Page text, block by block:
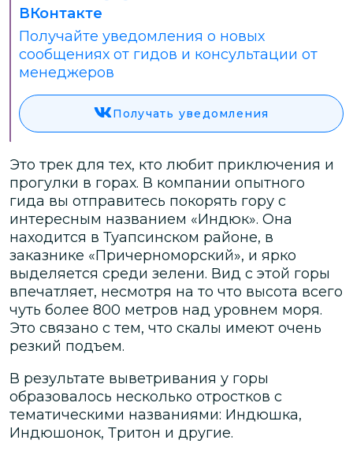
ВКонтакте
Получайте уведомления о новых
сообщениях от гидов и консультации от
менеджеров
Получать уведомления
Это трек для тех, кто любит приключения и
прогулки в горах. В компании опытного
гида вы отправитесь покорять гору с
интересным названием «Индюк». Она
находится в Туапсинском районе, в
заказнике «Причерноморский», и ярко
выделяется среди зелени. Вид с этой горы
впечатляет, несмотря на то что высота всего
чуть более 800 метров над уровнем моря.
Это связано с тем, что скалы имеют очень
резкий подъем.
В результате выветривания у горы
образовалось несколько отростков с
тематическими названиями: Индюшка,
Индюшонок, Тритон и другие.